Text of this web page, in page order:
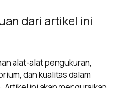
dari artikel ini
alat-alat pengukuran,
dan kualitas dalam